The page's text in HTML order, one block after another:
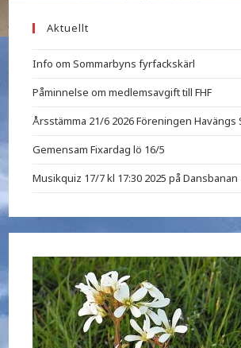
Aktuellt
Info om Sommarbyns fyrfackskärl
Påminnelse om medlemsavgift till FHF
Årsstämma 21/6 2026 Föreningen Havängs
Gemensam Fixardag lö 16/5
Musikquiz 17/7 kl 17:30 2025 på Dansbanan